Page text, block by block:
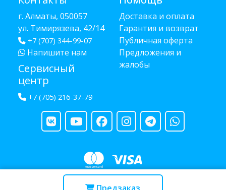
г. Алматы, 050057
ул. Тимирязева, 42/14
+7 (707) 344-99-07
Напишите нам
Сервисный
центр
+7 (705) 216-37-79
Доставка и оплата
Гарантия и возврат
Публичная оферта
Предложения и
жалобы
Copyright © 2013 - 2026 RUBA - разработано